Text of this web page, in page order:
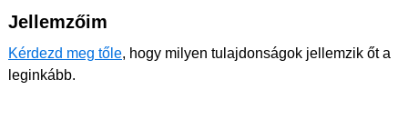
Jellemzőim
Kérdezd meg tőle, hogy milyen tulajdonságok jellemzik őt a
leginkább.